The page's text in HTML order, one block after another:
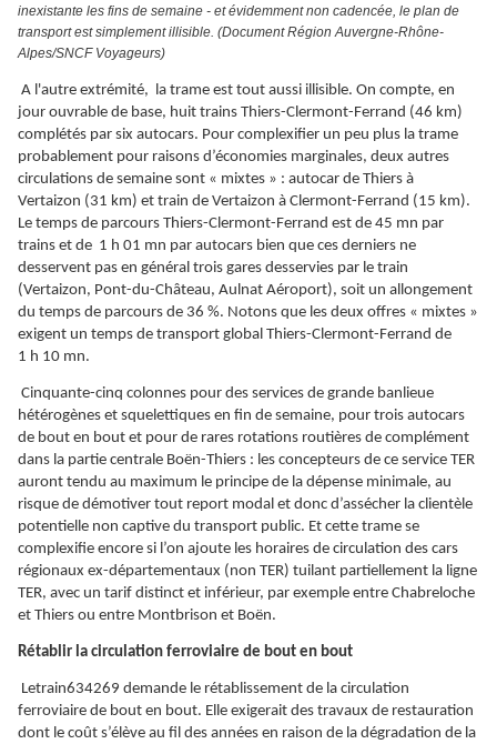
inexistante les fins de semaine - et évidemment non cadencée, le plan de
transport est simplement illisible. (Document Région Auvergne-Rhône-
Alpes/SNCF Voyageurs)
A l'autre extrémité, la trame est tout aussi illisible. On compte, en
jour ouvrable de base, huit trains Thiers-Clermont-Ferrand (46 km)
complétés par six autocars. Pour complexifier un peu plus la trame
probablement pour raisons d’économies marginales, deux autres
circulations de semaine sont « mixtes » : autocar de Thiers à
Vertaizon (31 km) et train de Vertaizon à Clermont-Ferrand (15 km).
Le temps de parcours Thiers-Clermont-Ferrand est de 45 mn par
trains et de 1 h 01 mn par autocars bien que ces derniers ne
desservent pas en général trois gares desservies par le train
(Vertaizon, Pont-du-Château, Aulnat Aéroport), soit un allongement
du temps de parcours de 36 %. Notons que les deux offres « mixtes »
exigent un temps de transport global Thiers-Clermont-Ferrand de
1 h 10 mn.
Cinquante-cinq colonnes pour des services de grande banlieue
hétérogènes et squelettiques en fin de semaine, pour trois autocars
de bout en bout et pour de rares rotations routières de complément
dans la partie centrale Boën-Thiers : les concepteurs de ce service TER
auront tendu au maximum le principe de la dépense minimale, au
risque de démotiver tout report modal et donc d’assécher la clientèle
potentielle non captive du transport public. Et cette trame se
complexifie encore si l’on ajoute les horaires de circulation des cars
régionaux ex-départementaux (non TER) tuilant partiellement la ligne
TER, avec un tarif distinct et inférieur, par exemple entre Chabreloche
et Thiers ou entre Montbrison et Boën.
Rétablir la circulation ferroviaire de bout en bout
Letrain634269 demande le rétablissement de la circulation
ferroviaire de bout en bout. Elle exigerait des travaux de restauration
dont le coût s’élève au fil des années en raison de la dégradation de la